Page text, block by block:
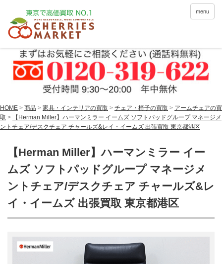
menu
HOME > 商品 > 家具・インテリアの買取 > チェア・椅子の買取 > アームチェアの買
取 >
【Herman Miller】ハーマンミラー イームズ ソフトパッドグループ マネージメ
ントチェア/デスクチェア チャールズ&レイ・イームズ 出張買取 東京都港区
【Herman Miller】ハーマンミラー イー
ムズ ソフトパッドグループ マネージメ
ントチェア/デスクチェア チャールズ&レ
イ・イームズ 出張買取 東京都港区